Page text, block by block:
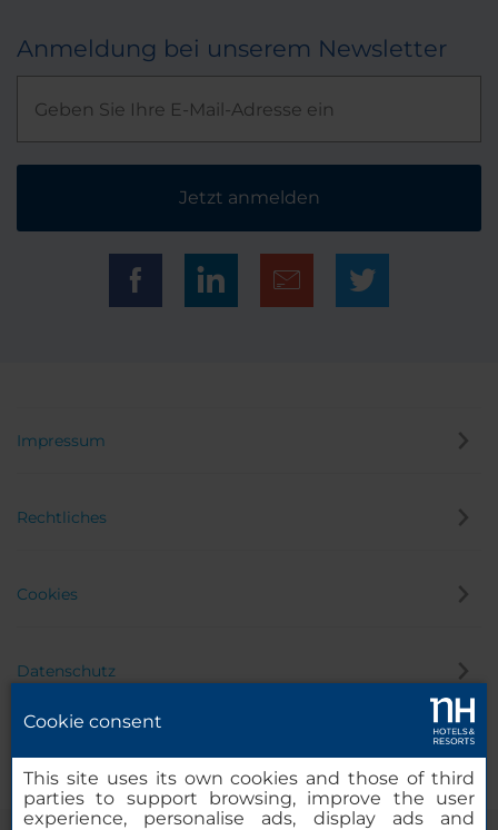
Anmeldung bei unserem Newsletter
Jetzt anmelden
Impressum
Rechtliches
Cookies
Datenschutz
Cookie consent
This site uses its own cookies and those of third
parties to support browsing, improve the user
experience, personalise ads, display ads and